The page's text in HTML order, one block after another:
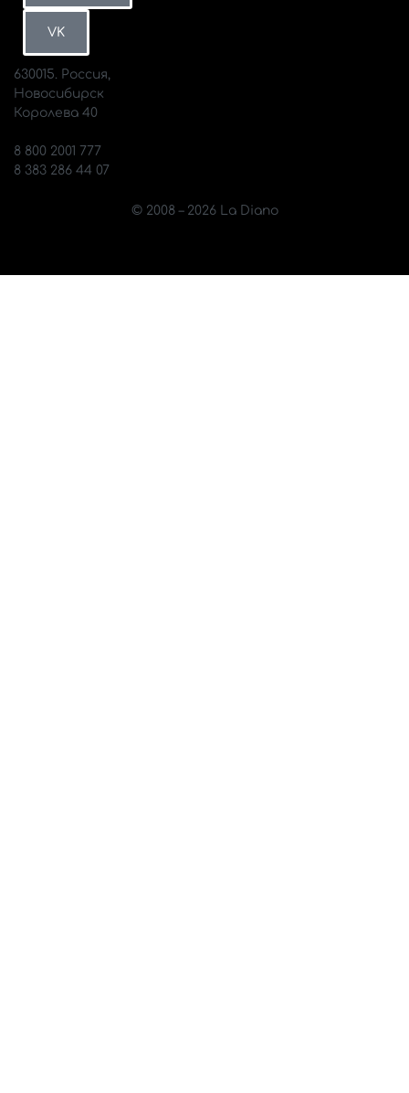
VK
630015. Россия,
Новосибирск
Королева 40
8 800 2001 777
8 383 286 44 07
© 2008 – 2026 La Diano